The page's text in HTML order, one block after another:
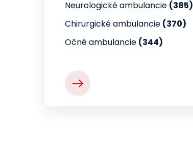
Neurologické ambulancie (385)
Chirurgické ambulancie (370)
Očné ambulancie (344)